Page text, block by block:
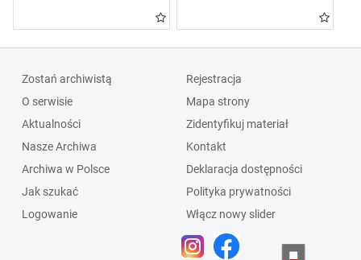
Zostań archiwistą
O serwisie
Aktualności
Nasze Archiwa
Archiwa w Polsce
Jak szukać
Logowanie
Rejestracja
Mapa strony
Zidentyfikuj materiał
Kontakt
Deklaracja dostępności
Polityka prywatności
Włącz nowy slider